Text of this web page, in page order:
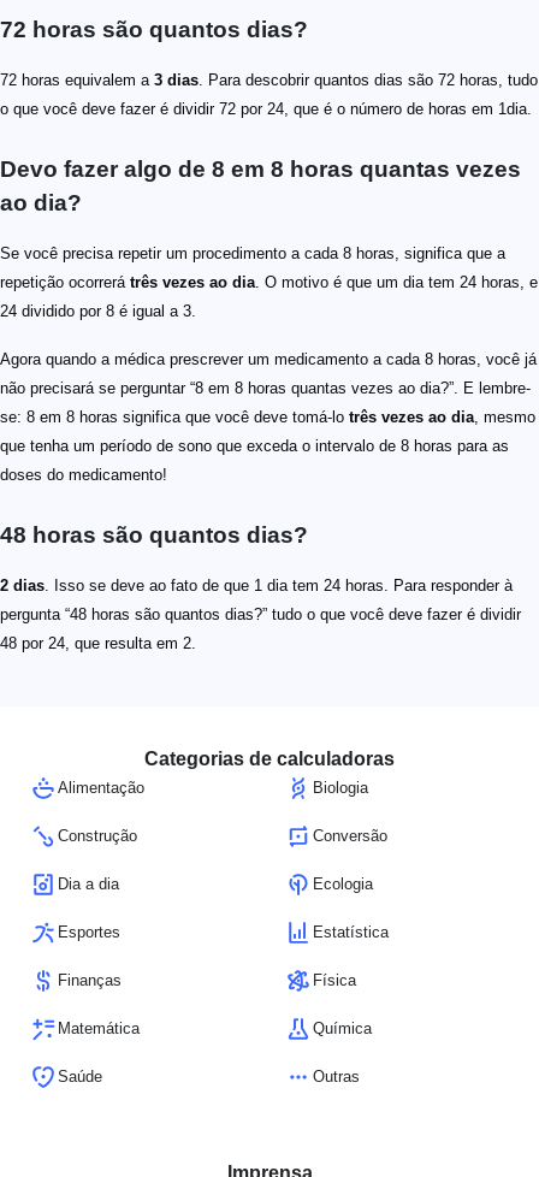
72 horas são quantos dias?
72 horas equivalem a 3 dias. Para descobrir quantos dias são 72 horas, tudo
o que você deve fazer é dividir 72 por 24, que é o número de horas em 1dia.
Devo fazer algo de 8 em 8 horas quantas vezes
ao dia?
Se você precisa repetir um procedimento a cada 8 horas, significa que a
repetição ocorrerá três vezes ao dia. O motivo é que um dia tem 24 horas, e
24 dividido por 8 é igual a 3.
Agora quando a médica prescrever um medicamento a cada 8 horas, você já
não precisará se perguntar “8 em 8 horas quantas vezes ao dia?”. E lembre-
se: 8 em 8 horas significa que você deve tomá-lo três vezes ao dia, mesmo
que tenha um período de sono que exceda o intervalo de 8 horas para as
doses do medicamento!
48 horas são quantos dias?
2 dias. Isso se deve ao fato de que 1 dia tem 24 horas. Para responder à
pergunta “48 horas são quantos dias?” tudo o que você deve fazer é dividir
48 por 24, que resulta em 2.
Categorias de calculadoras
Alimentação Biologia
Construção Conversão
Dia a dia Ecologia
Esportes Estatística
Finanças Física
Matemática Química
Saúde Outras
Imprensa